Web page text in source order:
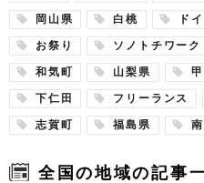
岡山県 白桃 ド
お祭り ソノトチワーク
和気町 山梨県
下仁田 フリーランス
志賀町 福島県
全国の地域の記事